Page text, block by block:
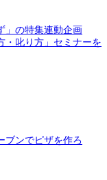
」の特集連動企画
・叱り方」セミナーを
ブンでピザを作ろ